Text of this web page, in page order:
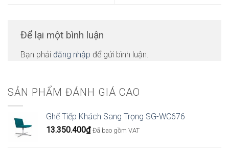
SẢN PHẨM ĐÁNH GIÁ CAO
Ghế Tiếp Khách Sang Trọng SG-WC676
13.350.400₫ Đã bao gồm VAT
Để lại một bình luận
Bạn phải đăng nhập để gửi bình luận.